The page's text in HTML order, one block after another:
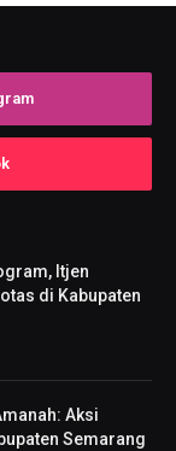
Itjen
di Kabupaten
Aksi
Semarang